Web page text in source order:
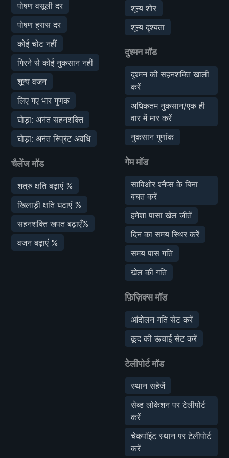
पोषण वसूली दर
पोषण ह्रास दर
कोई चोट नहीं
गिरने से कोई नुकसान नहीं
शून्य वजन
लिए गए भार गुणक
घोड़ा: अनंत सहनशक्ति
घोड़ा: अनंत स्प्रिंट अवधि
चैलेंज मॉड
शत्रु क्षति बढ़ाएं %
खिलाड़ी क्षति घटाएं %
सहनशक्ति खपत बढ़ाएँ%
वजन बढ़ाएं %
शून्य शोर
शून्य दृश्यता
दुश्मन मॉड
दुश्मन की सहनशक्ति खाली
करें
अधिकतम नुकसान/एक ही
वार में मार करें
नुकसान गुणांक
गेम मॉड
साविओर श्नैप्स के बिना
बचत करें
हमेशा पासा खेल जीतें
दिन का समय स्थिर करें
समय पास गति
खेल की गति
फ़िज़िक्स मॉड
आंदोलन गति सेट करें
कूद की ऊंचाई सेट करें
टेलीपोर्ट मॉड
स्थान सहेजें
सेव्ड लोकेशन पर टेलीपोर्ट
करें
चेकपॉइंट स्थान पर टेलीपोर्ट
करें